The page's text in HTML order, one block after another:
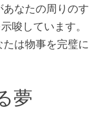
なたの周りのす
唆しています。
は物事を完璧に
夢